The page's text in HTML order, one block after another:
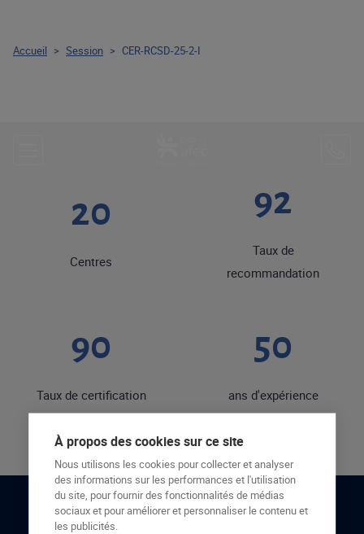
20
Centres
92
Taux de
recommandation
90
Taux de certification
50
ans d'expérience
RESTONS EN CONTACT
Accueil > Session > CER-RCSD-25-2-I
À propos des cookies sur ce site
Nous utilisons les cookies pour collecter et analyser
des informations sur les performances et l'utilisation
du site, pour fournir des fonctionnalités de médias
sociaux et pour améliorer et personnaliser le contenu et
les publicités.